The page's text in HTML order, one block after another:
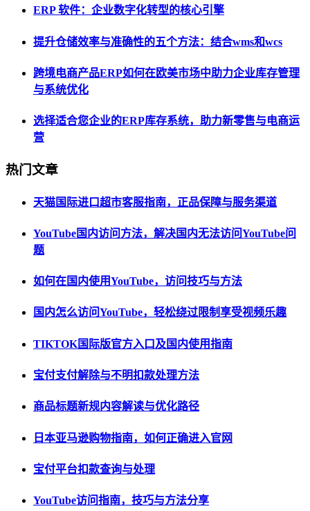
ERP 软件：企业数字化转型的核心引擎
提升仓储效率与准确性的五个方法：结合wms和wcs
跨境电商产品ERP如何在欧美市场中助力企业库存管理
与系统优化
选择适合您企业的ERP库存系统，助力新零售与电商运
营
热门文章
天猫国际进口超市客服指南，正品保障与服务渠道
YouTube国内访问方法，解决国内无法访问YouTube问
题
如何在国内使用YouTube，访问技巧与方法
国内怎么访问YouTube，轻松绕过限制享受视频乐趣
TIKTOK国际版官方入口及国内使用指南
宝付支付解除与不明扣款处理方法
商品标题新规内容解读与优化路径
日本亚马逊购物指南，如何正确进入官网
宝付平台扣款查询与处理
YouTube访问指南，技巧与方法分享